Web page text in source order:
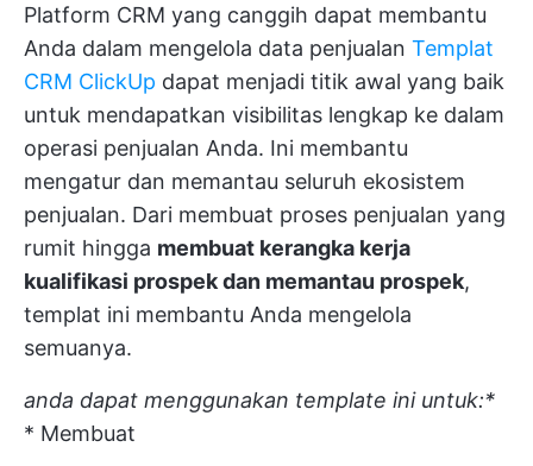
Platform CRM yang canggih dapat membantu
Anda dalam mengelola data penjualan Templat
CRM ClickUp dapat menjadi titik awal yang baik
untuk mendapatkan visibilitas lengkap ke dalam
operasi penjualan Anda. Ini membantu
mengatur dan memantau seluruh ekosistem
penjualan. Dari membuat proses penjualan yang
rumit hingga membuat kerangka kerja
kualifikasi prospek dan memantau prospek,
templat ini membantu Anda mengelola
semuanya.
anda dapat menggunakan template ini untuk:*
* Membuat